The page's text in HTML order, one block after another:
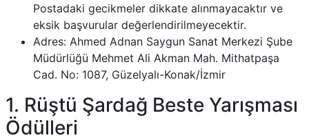
Postadaki gecikmeler dikkate alınmayacaktır ve
eksik başvurular değerlendirilmeyecektir.
Adres: Ahmed Adnan Saygun Sanat Merkezi Şube
Müdürlüğü Mehmet Ali Akman Mah. Mithatpaşa
Cad. No: 1087, Güzelyalı-Konak/İzmir
1. Rüştü Şardağ Beste Yarışması
Ödülleri